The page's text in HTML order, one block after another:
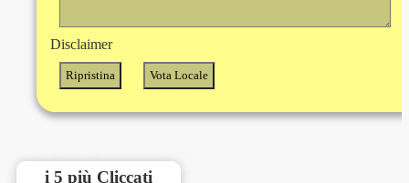
Disclaimer
i 5 più Cliccati